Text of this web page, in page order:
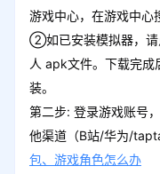
游戏中心，在游戏中心
②如已安装模拟器，请
人 apk文件。下载完成
装。
第二步: 登录游戏账号
他渠道（B站/华为/
包、游戏角色怎么办